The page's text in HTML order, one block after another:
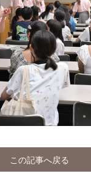
この記事へ戻る